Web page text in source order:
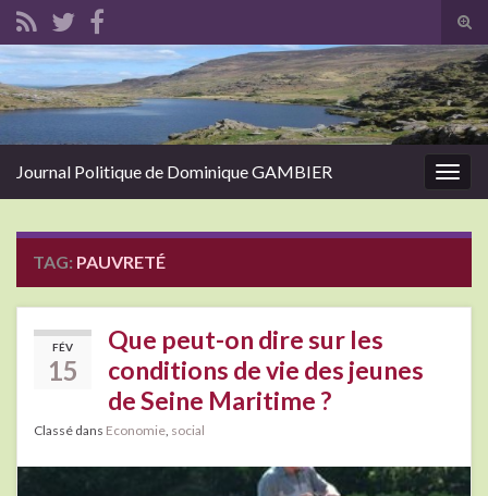
Search for:
Journal Politique de Dominique GAMBIER
TAG: PAUVRETÉ
FÉV
15
Que peut-on dire sur les
conditions de vie des jeunes
de Seine Maritime ?
Classé dans Economie social